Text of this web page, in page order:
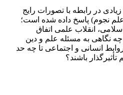
در‌ رابطه با تصورات رایج
علم نجوم) پاسخ داده شده است؛
انقلاب علمی اتفاق
چه نگاهی به مسئله علم و دین
انسانی و اجتماعی تا چه حد
باشند؟